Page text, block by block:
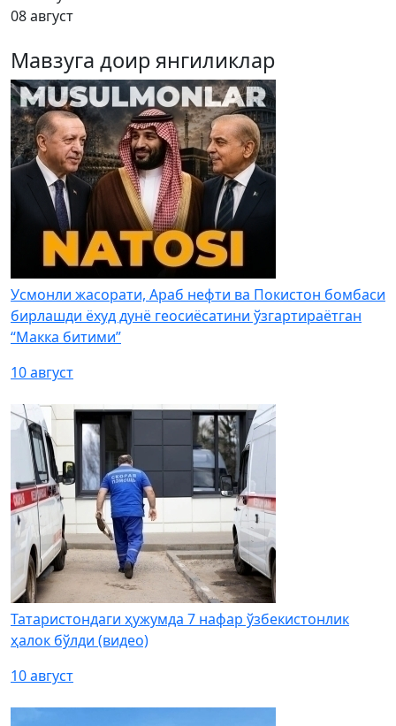
08 август
Мавзуга доир янгиликлар
Усмонли жасорати, Араб нефти ва Покистон бомбаси
бирлашди ёхуд дунё геосиёсатини ўзгартираётган
“Макка битими”
10 август
Татаристондаги ҳужумда 7 нафар ўзбекистонлик
ҳалок бўлди (видео)
10 август